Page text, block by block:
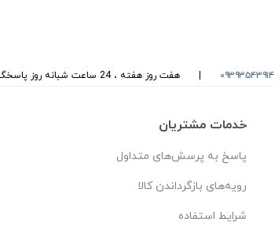
۰۹۳۹۳۵۴۳۹۱۴ هفت روز هفته ، 24 ساعت شبانه روز پاسخگوی شما هستیم
خدمات مشتریان
پاسخ به پرسش‌های متداول
رویه‌های بازگرداندن کالا
شرایط استفاده